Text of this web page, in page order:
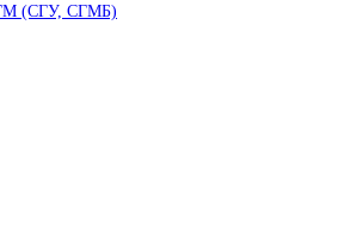
(СГУ, СГМБ)